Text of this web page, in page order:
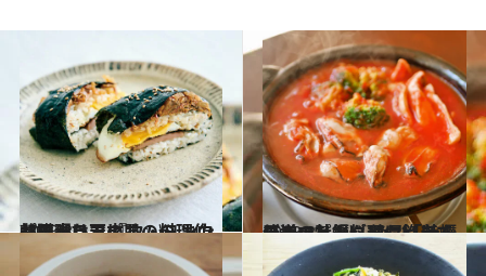
2023.3.7
韓国ドラマのあの料理作ってみた！ 『ウ・ヨンウ弁護士は天才肌』の キンパ再現レシピ
グルメ 2023.3.7
王道の牡蠣料理に飽きてしまった人に 絶品「牡蠣のトマト鍋」レシピ チーズトッピングでおいしさ倍増
グルメ